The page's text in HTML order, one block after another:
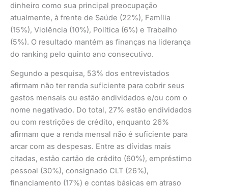
dinheiro como sua principal preocupação
atualmente, à frente de Saúde (22%), Família
(15%), Violência (10%), Política (6%) e Trabalho
(5%). O resultado mantém as finanças na liderança
do ranking pelo quinto ano consecutivo.
Segundo a pesquisa, 53% dos entrevistados
afirmam não ter renda suficiente para cobrir seus
gastos mensais ou estão endividados e/ou com o
nome negativado. Do total, 27% estão endividados
ou com restrições de crédito, enquanto 26%
afirmam que a renda mensal não é suficiente para
arcar com as despesas. Entre as dívidas mais
citadas, estão cartão de crédito (60%), empréstimo
pessoal (30%), consignado CLT (26%),
financiamento (17%) e contas básicas em atraso